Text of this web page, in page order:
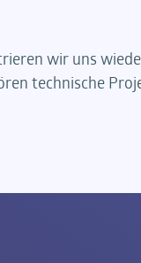
wir uns
technische